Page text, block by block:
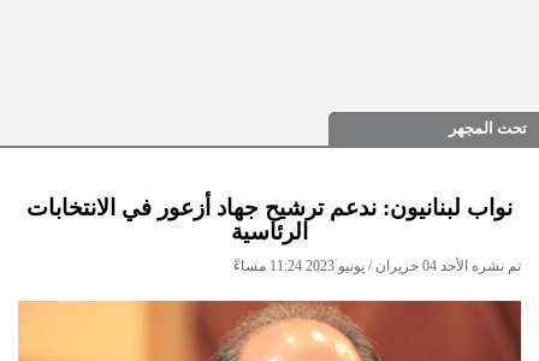
تحت المجهر
نواب لبنانيون: ندعم ترشيح جهاد أزعور في الانتخابات
الرئاسية
تم نشره الأحد 04 حزيران / يونيو 2023 11:24 مساءً